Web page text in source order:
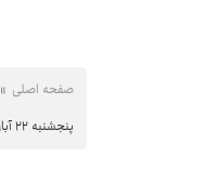
صفحه اصلی
پنجشنبه ۲۲ آبان ۱۴۰۴ - ۱۹:۳۰